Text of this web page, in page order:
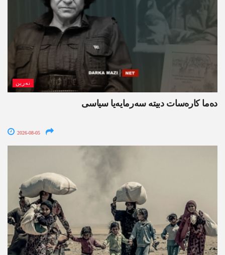
نەرین
ده‌ما کاره‌سات دبیتە سه‌رمایه‌یا سیاسی
2026-08-05